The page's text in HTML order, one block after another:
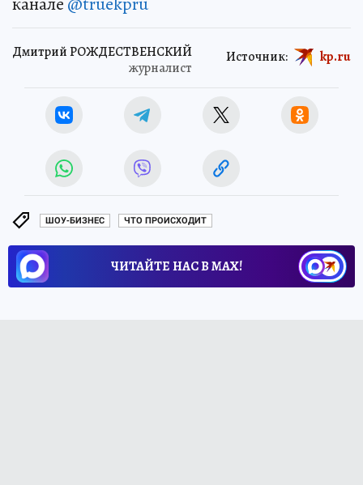
Дмитрий РОЖДЕСТВЕНСКИЙ
журналист
Источник: kp.ru
ШОУ-БИЗНЕС ЧТО ПРОИСХОДИТ
ЧИТАЙТЕ НАС В МАХ!